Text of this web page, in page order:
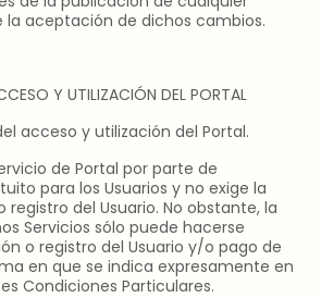
aceptación de dichos cambios.
Y UTILIZACIÓN DEL PORTAL
acceso y utilización del Portal.
de Portal por parte de
para los Usuarios y no exige la
registro del Usuario. No obstante, la
Servicios sólo puede hacerse
o registro del Usuario y/o pago de
en que se indica expresamente en
Condiciones Particulares.